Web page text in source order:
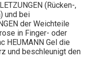
(Rücken-,
und bei
der Weichteile
in Finger- oder
HEUMANN Gel die
und beschleunigt den